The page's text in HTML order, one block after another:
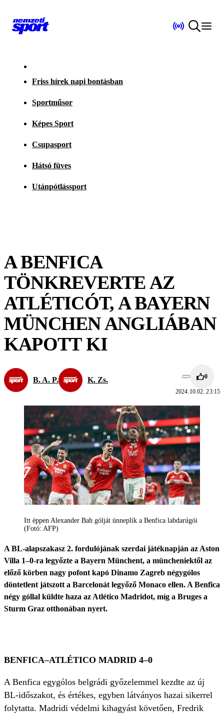
Friss hírek napi bontásban
Sportműsor
Képes Sport
Csupasport
Hátsó füves
Utánpótlássport
A BENFICA
TÖNKREVERTE AZ
ATLÉTICÓT, A BAYERN
MÜNCHEN ANGLIÁBAN
KAPOTT KI
B. A. P. K. Zs. 0
2024.10.02. 23:15
Itt éppen Alexander Bah gólját ünneplik a Benfica labdarúgói
(Fotó: AFP)
A BL-alapszakasz 2. fordulójának szerdai játéknapján az Aston
Villa 1–0-ra legyőzte a Bayern Münchent, a müncheniektől az
előző körben nagy pofont kapó Dinamo Zagreb négygólos
döntetlent játszott a Barcelonát legyőző Monaco ellen. A Benfica
négy góllal küldte haza az Atlético Madridot, míg a Bruges a
Sturm Graz otthonában nyert.
BENFICA–ATLÉTICO MADRID 4–0
A Benfica egygólos belgrádi győzelemmel kezdte az új
BL-időszakot, és értékes, egyben látványos hazai sikerrel
folytatta. Madridi védelmi kihagyást követően, Fredrik